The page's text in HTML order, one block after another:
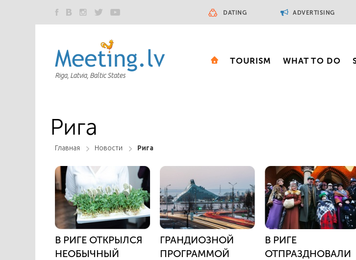
DATING ADVERTISING
Riga, Latvia, Baltic States
TOURISM WHAT TO DO
Рига
Главная Новости Рига
В РИГЕ ОТКРЫЛСЯ
НЕОБЫЧНЫЙ
ГРАНДИОЗНОЙ
ПРОГРАММОЙ
В РИГЕ
ОТПРАЗДНОВАЛИ